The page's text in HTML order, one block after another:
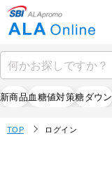
新商品血糖値対策糖ダウン
TOP ログイン